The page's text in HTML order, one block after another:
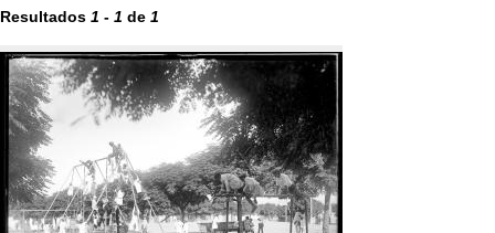
Resultados 1 - 1 de 1